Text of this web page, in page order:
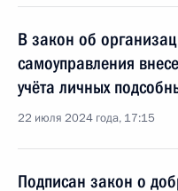
В закон об
самоуправления
учёта личных
22 июля 2024 года, 17:15
Подписан закон о